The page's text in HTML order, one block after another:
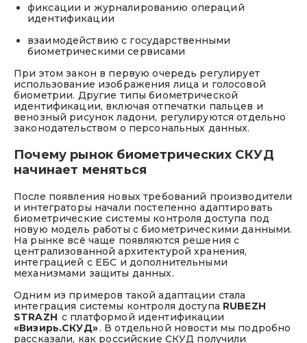
фиксации и журналированию операций
идентификации
взаимодействию с государственными
биометрическими сервисами
При этом закон в первую очередь регулирует
использование изображения лица и голосовой
биометрии. Другие типы биометрической
идентификации, включая отпечатки пальцев и
венозный рисунок ладони, регулируются отдельно
законодательством о персональных данных.
Почему рынок биометрических СКУД
начинает меняться
После появления новых требований производители
и интеграторы начали постепенно адаптировать
биометрические системы контроля доступа под
новую модель работы с биометрическими данными.
На рынке всё чаще появляются решения с
централизованной архитектурой хранения,
интеграцией с ЕБС и дополнительными
механизмами защиты данных.
Одним из примеров такой адаптации стала
интеграция системы контроля доступа RUBEZH
STRAZH с платформой идентификации
«Визирь.СКУД». В отдельной новости мы подробно
рассказали, как российские СКУД получили